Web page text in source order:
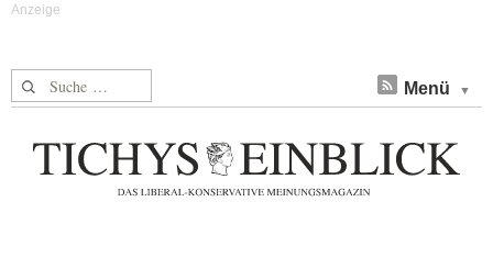
Suche nach: Menü